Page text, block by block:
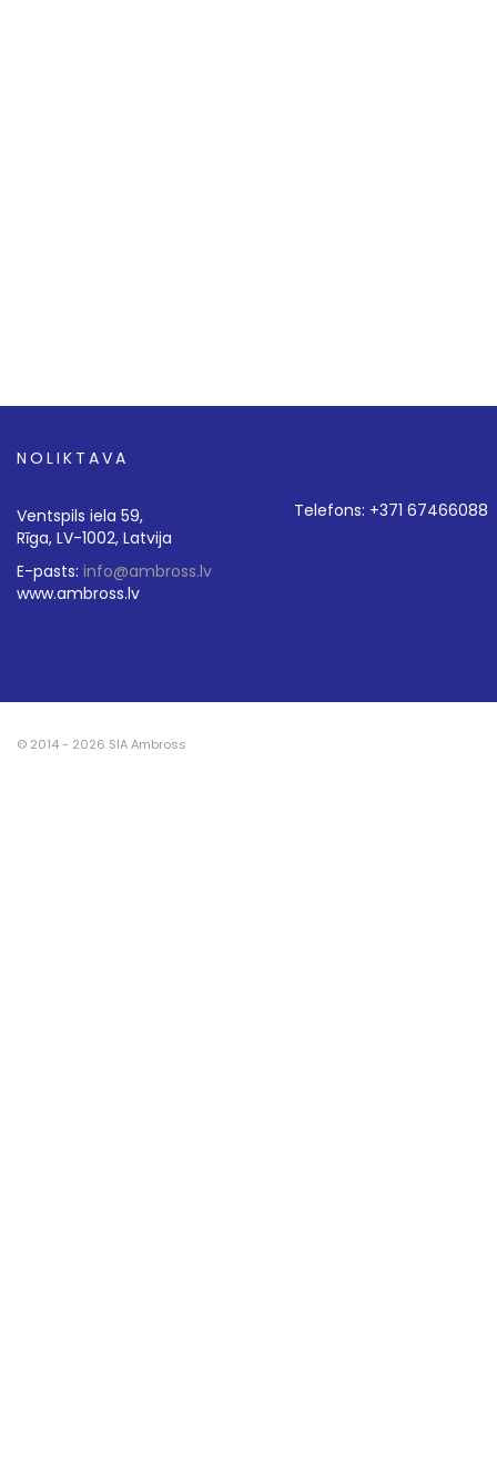
NOLIKTAVA
Ventspils iela 59,
Rīga, LV-1002, Latvija
E-pasts: info@ambross.lv
www.ambross.lv
Telefons: +371 67466088
© 2014 - 2026 SIA Ambross